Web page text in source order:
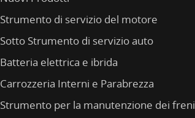
Strumento di servizio del motore
Sotto Strumento di servizio auto
Batteria elettrica e ibrida
Carrozzeria Interni e Parabrezza
Strumento per la manutenzione dei freni